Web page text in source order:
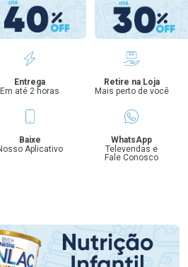
Entrega
Em até 2 horas
Retire na Loja
Mais perto de você
Baixe
Aplicativo
WhatsApp
Televendas e
Fale Conosco